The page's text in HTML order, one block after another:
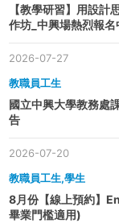
【教學研習】用設
作坊_中興場熱烈報名
教職員工生
2026-07-27
國立中興大學教務處
告
教職員工生,學生
2026-07-20
8月份【線上預約】
畢業門檻適用)